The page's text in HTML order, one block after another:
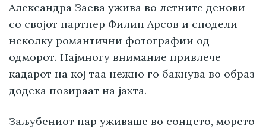
Александра Заева ужива во летните денови
со својот партнер Филип Арсов и сподели
неколку романтични фотографии од
одморот. Најмногу внимание привлече
кадарот на кој таа нежно го бакнува во образ
додека позираат на јахта.
Заљубениот пар уживаше во сонцето, морето